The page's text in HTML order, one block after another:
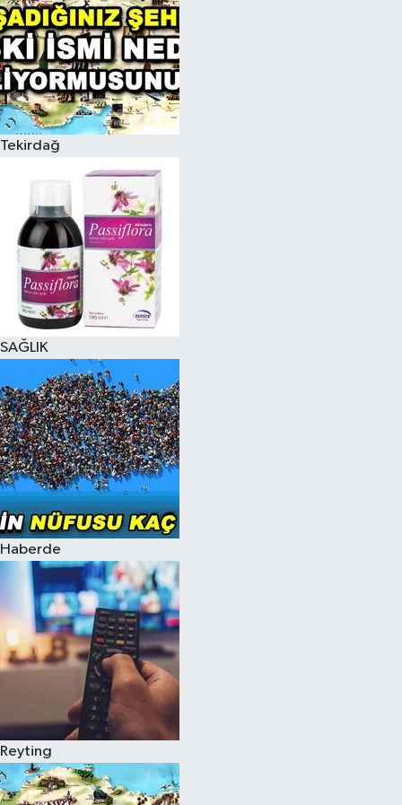
Tekirdağ
SAĞLIK
Haberde
Reyting